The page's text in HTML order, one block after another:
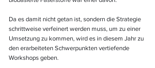
Da es damit nicht getan ist, sondern die Strategie
schrittweise verfeinert werden muss, um zu einer
Umsetzung zu kommen, wird es in diesem Jahr zu
den erarbeiteten Schwerpunkten vertiefende
Workshops geben.